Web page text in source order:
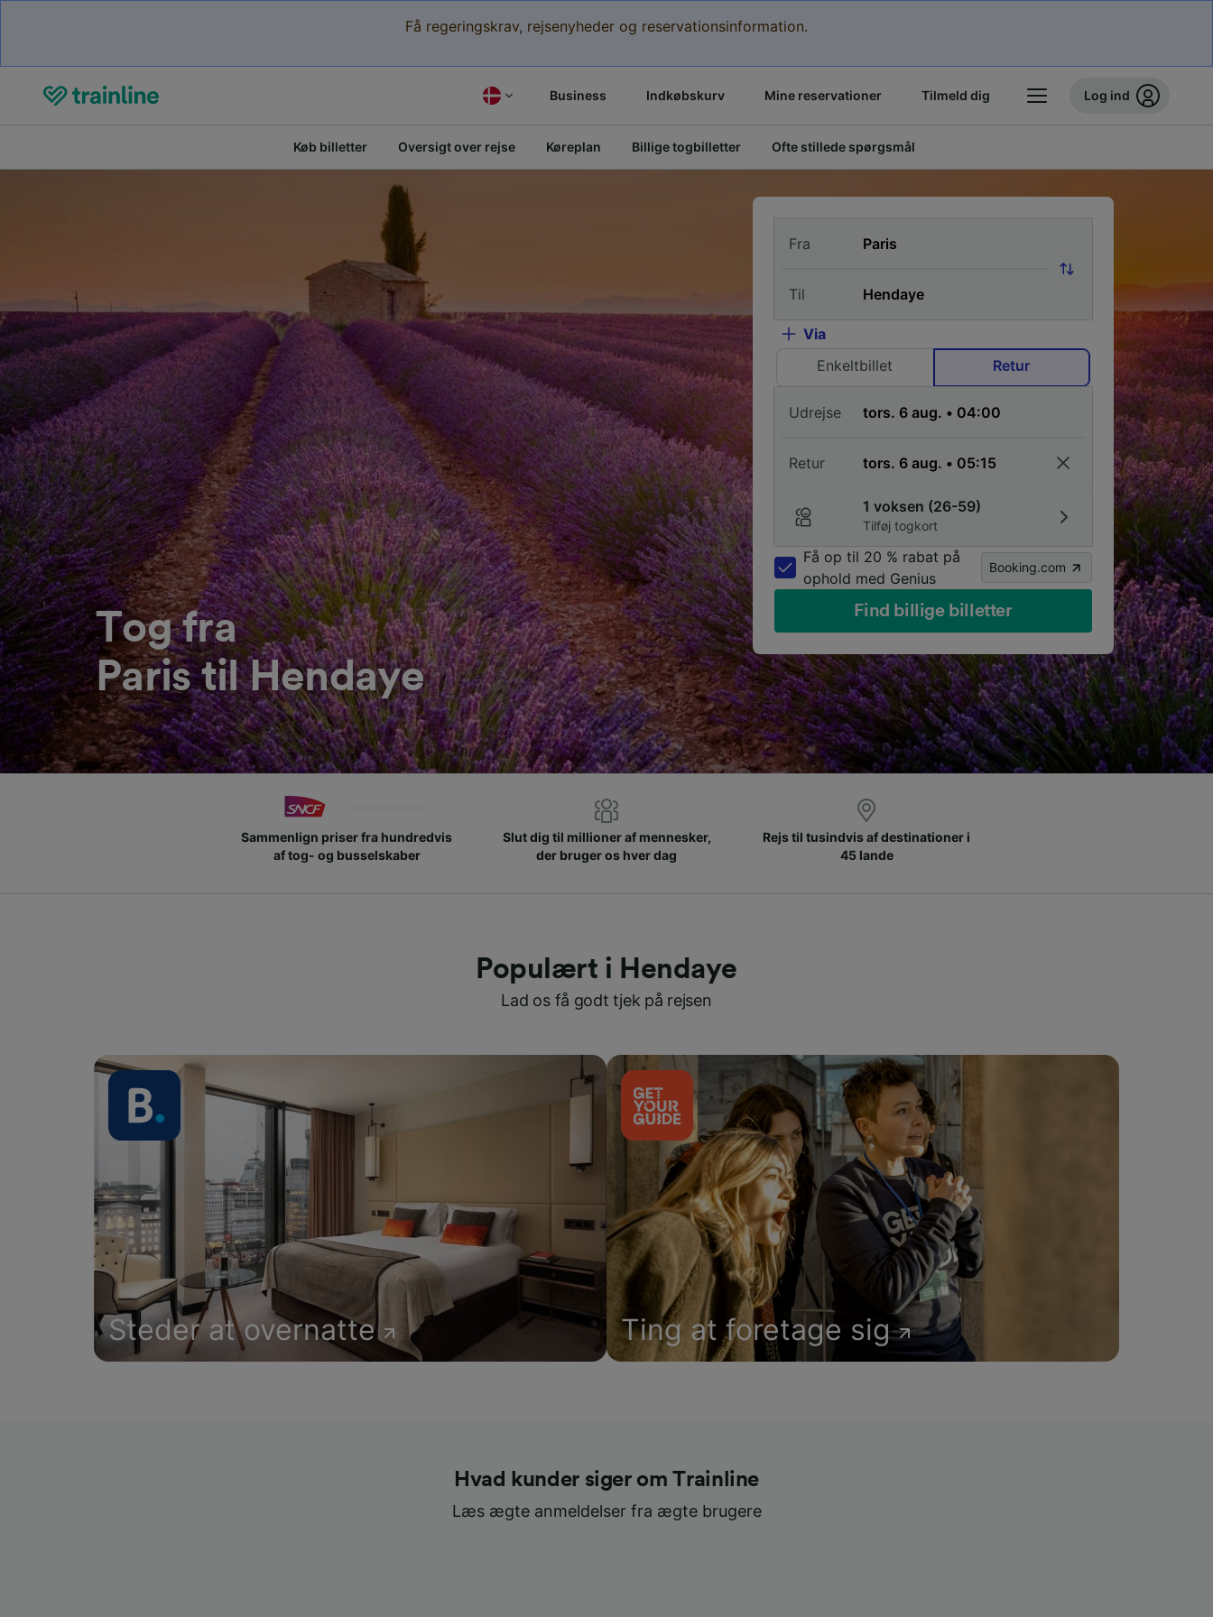
Få regeringskrav, rejsenyheder og reservationsinformation.
Business Indkøbskurv Mine reservationer Tilmeld dig Log ind
Køb billetter Oversigt over rejse Køreplan Billige togbilletter Ofte stillede spørgsmål
Tog fra
Paris til Hendaye
Fra
Til
Via
Enkeltbillet
Retur
Udrejse
Retur
1 voksen (26-59)
Tilføj togkort
Få op til 20 % rabat på
ophold med Genius
Booking.com
Find billige billetter
Sammenlign priser fra hundredvis
af tog- og busselskaber
Slut dig til millioner af mennesker,
der bruger os hver dag
Rejs til tusindvis af destinationer i
45 lande
Populært i Hendaye
Lad os få godt tjek på rejsen
Steder at overnatte Ting at foretage sig
Hvad kunder siger om Trainline
Læs ægte anmeldelser fra ægte brugere